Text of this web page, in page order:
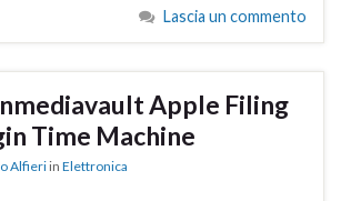
Lascia un commento
Apple Filing
Time Machine
Alfieri in Elettronica